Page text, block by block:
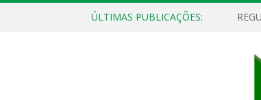
ÚLTIMAS PUBLICAÇÕES: